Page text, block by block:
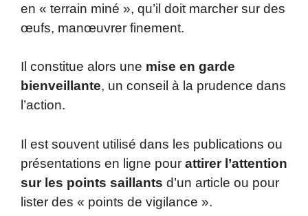
en « terrain miné », qu’il doit marcher sur des
œufs, manœuvrer finement.
Il constitue alors une mise en garde
bienveillante, un conseil à la prudence dans
l’action.
Il est souvent utilisé dans les publications ou
présentations en ligne pour attirer l’attention
sur les points saillants d’un article ou pour
lister des « points de vigilance ».